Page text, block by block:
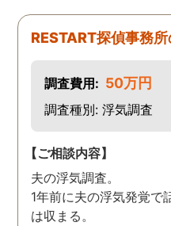
RESTART探偵事務
調査費用: 50万円
調査種別: 浮気調査
【ご相談内容】
夫の浮気調査。
1年前に夫の浮気発覚で
は収まる。